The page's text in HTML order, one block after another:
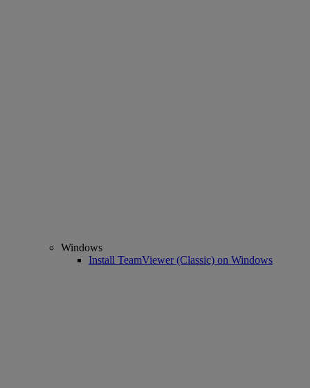
Windows
Install TeamViewer (Classic) on Windows